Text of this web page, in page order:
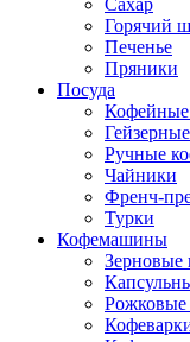
Горячий
Печенье
Пряники
Посуда
Ручные
Чайники
Френч-
Турки
Кофемашины